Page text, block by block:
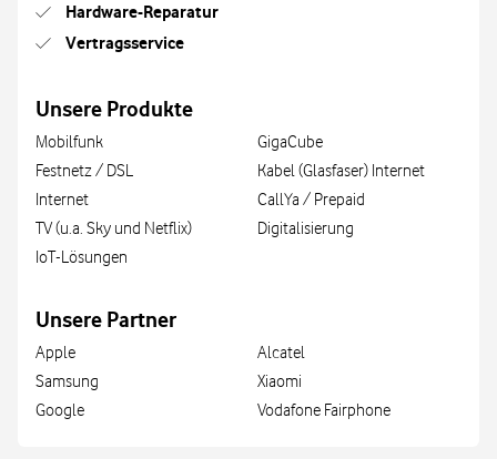
Hardware-Reparatur
Vertragsservice
Unsere Produkte
Mobilfunk
Festnetz / DSL
Internet
TV (u.a. Sky und Netflix)
IoT-Lösungen
GigaCube
Kabel (Glasfaser) Internet
CallYa / Prepaid
Digitalisierung
Unsere Partner
Apple
Samsung
Google
Alcatel
Xiaomi
Vodafone Fairphone